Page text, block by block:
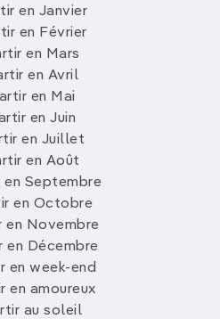
en Janvier
en Février
en Mars
en Avril
en Mai
en Juin
en Juillet
en Août
en Septembre
en Octobre
en Novembre
en Décembre
en week-end
en amoureux
au soleil